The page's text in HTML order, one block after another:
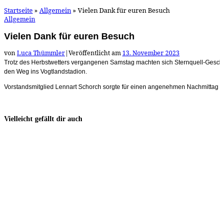
Startseite » Allgemein » Vielen Dank für euren Besuch
Allgemein
Vielen Dank für euren Besuch
vonLuca Thümmler|Veröffentlicht am13. November 2023
Trotz des Herbstwetters vergangenen Samstag machten sich Sternquell-
den Weg ins Vogtlandstadion.
Vorstandsmitglied Lennart Schorch sorgte für einen angenehmen
Vielleicht gefällt dir auch